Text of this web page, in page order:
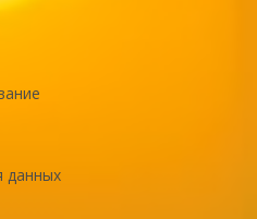
данных